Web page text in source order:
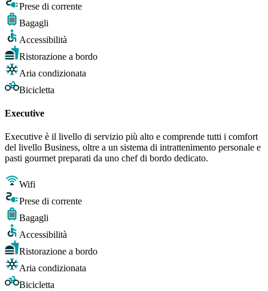
Prese di corrente
Bagagli
Accessibilità
Ristorazione a bordo
Aria condizionata
Bicicletta
Executive
Executive è il livello di servizio più alto e comprende tutti i comfort
del livello Business, oltre a un sistema di intrattenimento personale e
pasti gourmet preparati da uno chef di bordo dedicato.
Wifi
Prese di corrente
Bagagli
Accessibilità
Ristorazione a bordo
Aria condizionata
Bicicletta